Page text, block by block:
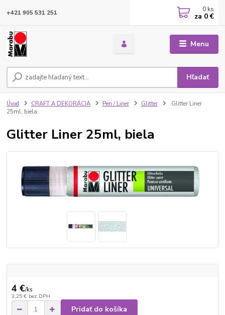
Menu
Hľadať
+421 905 531 251 0 ks
za 0 €
Úvod CRAFT A DEKORÁCIA Pen / Liner Glitter
Glitter Liner
25ml, biela
Glitter Liner 25ml, biela
4 €/ks
3,25 € bez DPH
Pridať do košíka